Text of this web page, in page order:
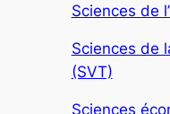
Sciences de
Sciences de
(SVT)
Sciences